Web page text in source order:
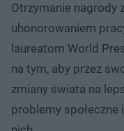
Otrzymanie nagrody
uhonorowaniem
laureatom World
na tym, aby przez
zmiany świata na
problemy